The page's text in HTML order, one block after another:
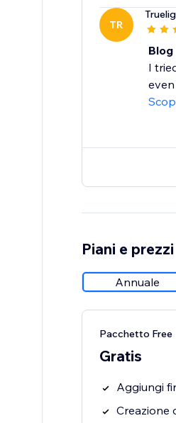
TR
Blog
I
Piani e prezzi
Annuale
Pacchetto Free
Gratis
Aggiungi
Creazione